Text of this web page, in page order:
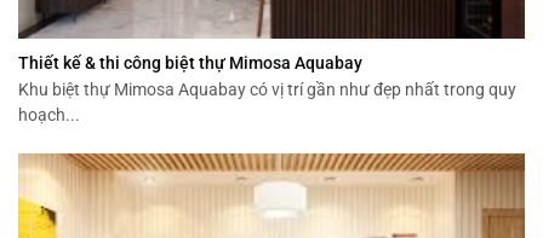
Thiết kế & thi công biệt thự Mimosa Aquabay
Khu biệt thự Mimosa Aquabay có vị trí gần như đẹp nhất trong quy
hoạch...